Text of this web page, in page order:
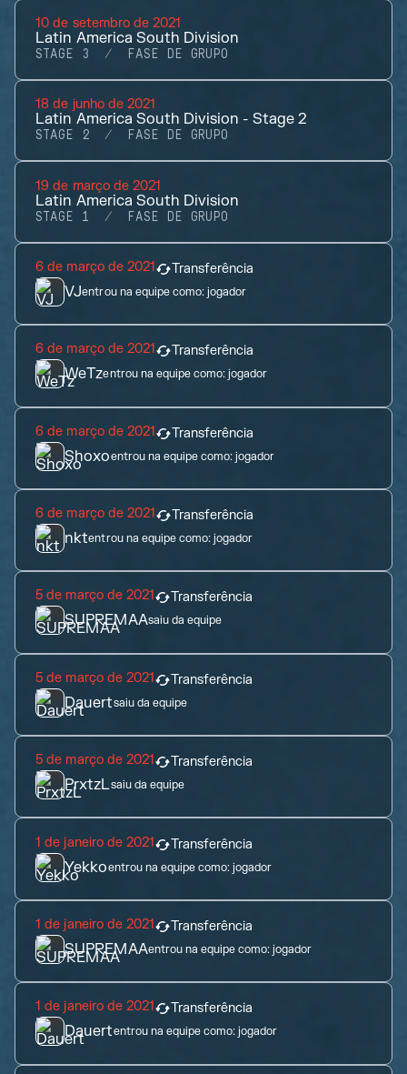
10 de setembro de 2021
Latin America South Division
STAGE 3 FASE DE GRUPO
18 de junho de 2021
Latin America South Division - Stage 2
STAGE 2 FASE DE GRUPO
19 de março de 2021
Latin America South Division
STAGE 1 FASE DE GRUPO
6 de março de 2021 Transferência
VJentrou na equipe como:jogador
6 de março de 2021 Transferência
WeTzentrou na equipe como:jogador
6 de março de 2021 Transferência
Shoxoentrou na equipe como:jogador
6 de março de 2021 Transferência
nktentrou na equipe como:jogador
5 de março de 2021 Transferência
SUPREMAAsaiu da equipe
5 de março de 2021 Transferência
Dauertsaiu da equipe
5 de março de 2021 Transferência
PrxtzLsaiu da equipe
1 de janeiro de 2021 Transferência
Yekkoentrou na equipe como:jogador
1 de janeiro de 2021 Transferência
SUPREMAAentrou na equipe como:jogador
1 de janeiro de 2021 Transferência
Dauertentrou na equipe como:jogador